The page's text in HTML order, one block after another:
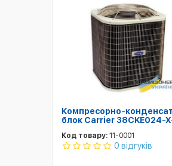
Компресорно-
блок Carrier 38CKE024-
Код товару: 11-0001
0 відгуків